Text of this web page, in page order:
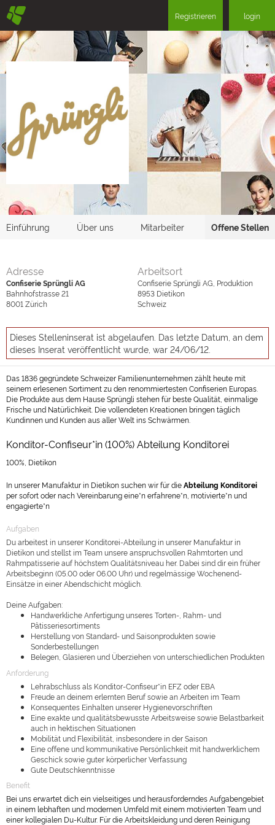
§ Registrieren login
Einführung Über uns Mitarbeiter Offene Stellen
Adresse
Confiserie Sprüngli AG
Bahnhofstrasse 21
8001 Zürich
Arbeitsort
Confiserie Sprüngli AG, Produktion
8953 Dietikon
Schweiz
Dieses Stelleninserat ist abgelaufen. Das letzte Datum, an dem
dieses Inserat veröffentlicht wurde, war 24/06/12.
Das 1836 gegründete Schweizer Familienunternehmen zählt heute mit
seinem erlesenen Sortiment zu den renommiertesten Confiserien Europas.
Die Produkte aus dem Hause Sprüngli stehen für beste Qualität, einmalige
Frische und Natürlichkeit. Die vollendeten Kreationen bringen täglich
Kundinnen und Kunden aus aller Welt ins Schwärmen.
Konditor-Confiseur*in (100%) Abteilung Konditorei
100%, Dietikon
In unserer Manufaktur in Dietikon suchen wir für dieAbteilung Konditorei
per sofort oder nach Vereinbarung eine*n erfahrene*n, motivierte*n und
engagierte*n
Aufgaben
Du arbeitest in unserer Konditorei-Abteilung in unserer Manufaktur in
Dietikon und stellst im Team unsere anspruchsvollen Rahmtorten und
Rahmpatisserie auf höchstem Qualitätsniveau her. Dabei sind dir ein früher
Arbeitsbeginn (05.00 oder 06.00 Uhr) und regelmässige Wochenend-
Einsätze in einer Abendschicht möglich.
Deine Aufgaben:
Handwerkliche Anfertigung unseres Torten-, Rahm- und
Pâtisseriesortiments
Herstellung von Standard- und Saisonprodukten sowie
Sonderbestellungen
Belegen, Glasieren und Überziehen von unterschiedlichen Produkten
Anforderung
Lehrabschluss als Konditor-Confiseur*in EFZ oder EBA
Freude an deinem erlernten Beruf sowie an Arbeiten im Team
Konsequentes Einhalten unserer Hygienevorschriften
Eine exakte und qualitätsbewusste Arbeitsweise sowie Belastbarkeit
auch in hektischen Situationen
Mobilität und Flexibilität, insbesondere in der Saison
Eine offene und kommunikative Persönlichkeit mit handwerklichem
Geschick sowie guter körperlicher Verfassung
Gute Deutschkenntnisse
Benefit
Bei uns erwartet dich ein vielseitiges und herausforderndes Aufgabengebiet
in einem lebhaften und modernen Umfeld mit einem motivierten Team und
einer kollegialen Du-Kultur. Für die Arbeitskleidung und deren Reinigung